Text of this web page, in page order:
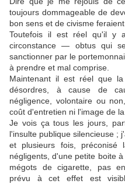
toujours dommageable de
bon sens et de civisme
Toutefois il est réel qu'il y
circonstance — obtus qui
sanctionner par le
à prendre et mal comprise.
Maintenant il est réel que
désordres, à cause de
négligence, volontaire ou
coût d'entretien ni l'image de la
Je vois ça tous les jours,
l'insulte publique silencieuse ;
et plusieurs fois, préconisé
négligents, d'une petite boite
mégots de cigarette, pas
prévu à cet effet est